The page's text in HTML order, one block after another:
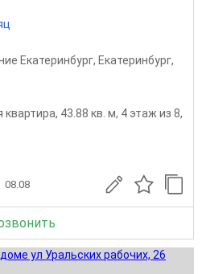
Екатеринбург, Екатеринбург,
43.88 кв. м, 4 этаж из 8,
08.08